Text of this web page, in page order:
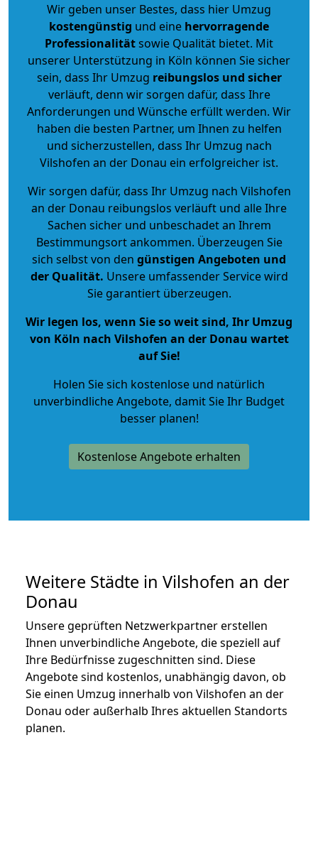
Wir geben unser Bestes, dass hier Umzug
kostengünstig und eine hervorragende
Professionalitätsowie Qualität bietet. Mit
unserer Unterstützung in Köln können Sie sicher
sein, dass Ihr Umzug reibungslos und sicher
verläuft, denn wir sorgen dafür, dass Ihre
Anforderungen und Wünsche erfüllt werden. Wir
haben die besten Partner, um Ihnen zu helfen
und sicherzustellen, dass Ihr Umzug nach
Vilshofen an der Donau ein erfolgreicher ist.
Wir sorgen dafür, dass Ihr Umzug nach Vilshofen
an der Donau reibungslos verläuft und alle Ihre
Sachen sicher und unbeschadet an Ihrem
Bestimmungsort ankommen. Überzeugen Sie
sich selbst von den günstigen Angeboten und
der Qualität. Unsere umfassender Service wird
Sie garantiert überzeugen.
Wir legen los, wenn Sie so weit sind, Ihr Umzug
von Köln nach Vilshofen an der Donau wartet
auf Sie!
Holen Sie sich kostenlose und natürlich
unverbindliche Angebote, damit Sie Ihr Budget
besser planen!
Kostenlose Angebote erhalten
Weitere Städte in Vilshofen an der
Donau
Unsere geprüften Netzwerkpartner erstellen
Ihnen unverbindliche Angebote, die speziell auf
Ihre Bedürfnisse zugeschnitten sind. Diese
Angebote sind kostenlos, unabhängig davon, ob
Sie einen Umzug innerhalb von Vilshofen an der
Donau oder außerhalb Ihres aktuellen Standorts
planen.